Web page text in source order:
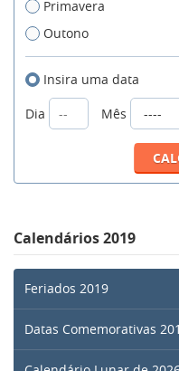
Primavera
Outono
Insira uma data
Dia
Mês
Calendários 2019
Feriados 2019
Datas Comemorativas